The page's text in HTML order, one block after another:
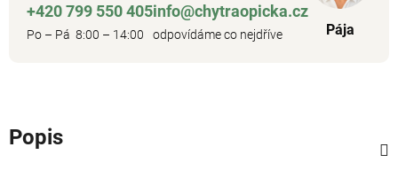
+420 799 550 405
Po – Pá 8:00 – 14:00
info@chytraopicka.cz
odpovídáme co nejdříve Pája
Popis